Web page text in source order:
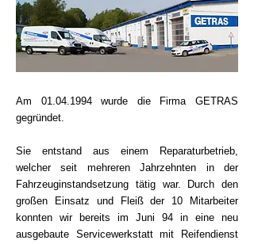
Am 01.04.1994wurde die Firma GETRAS
gegründet.
Sie entstand aus einem Reparaturbetrieb,
welcher seit mehreren Jahrzehnten in der
Fahrzeuginstandsetzung tätig war. Durch den
großen Einsatz und Fleiß der 10 Mitarbeiter
konnten wir bereits im Juni 94 in eine neu
ausgebaute Servicewerkstatt mit Reifendienst